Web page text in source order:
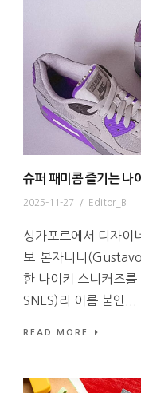
슈퍼 패미콤 즐기는 나
2025-11-27 / Editor_B
싱가포르에서 디자이
보 본자니니
한 나이키 스니커즈
SNES)라 이름 붙인...
READ MORE